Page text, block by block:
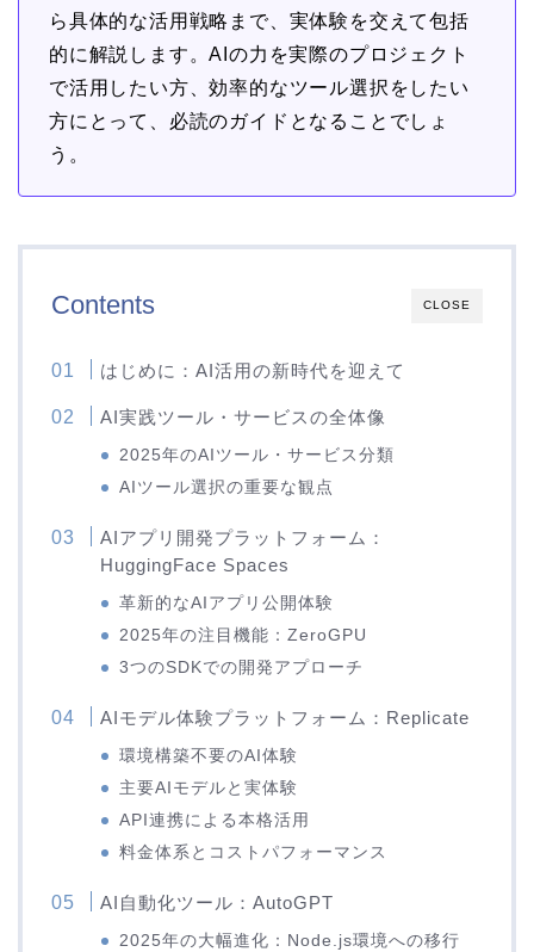
ら具体的な活用戦略まで、実体験を交えて包括
的に解説します。AIの力を実際のプロジェクト
で活用したい方、効率的なツール選択をしたい
方にとって、必読のガイドとなることでしょ
う。
CLOSE
Contents
はじめに：AI活用の新時代を迎えて
AI実践ツール・サービスの全体像
2025年のAIツール・サービス分類
AIツール選択の重要な観点
AIアプリ開発プラットフォーム：
HuggingFace Spaces
革新的なAIアプリ公開体験
2025年の注目機能：ZeroGPU
3つのSDKでの開発アプローチ
AIモデル体験プラットフォーム：Replicate
環境構築不要のAI体験
主要AIモデルと実体験
API連携による本格活用
料金体系とコストパフォーマンス
AI自動化ツール：AutoGPT
2025年の大幅進化：Node.js環境への移行